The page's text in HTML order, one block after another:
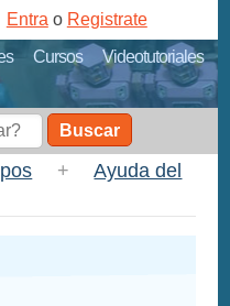
Cursos
Videotutoriales
Entra o Registrate
Buscar
+
Ayuda del